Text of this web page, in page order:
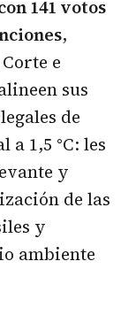
141 votos
,
e
sus
de
1,5 °C: les
y
de las
y
ambiente